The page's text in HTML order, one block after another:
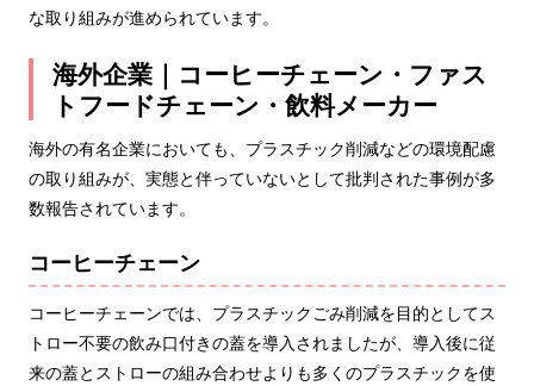
な取り組みが進められています。
海外企業｜コーヒーチェーン・ファス
トフードチェーン・飲料メーカー
海外の有名企業においても、プラスチック削減などの環境配慮
の取り組みが、実態と伴っていないとして批判された事例が多
数報告されています。
コーヒーチェーン
コーヒーチェーンでは、プラスチックごみ削減を目的としてス
トロー不要の飲み口付きの蓋を導入されましたが、導入後に従
来の蓋とストローの組み合わせよりも多くのプラスチックを使